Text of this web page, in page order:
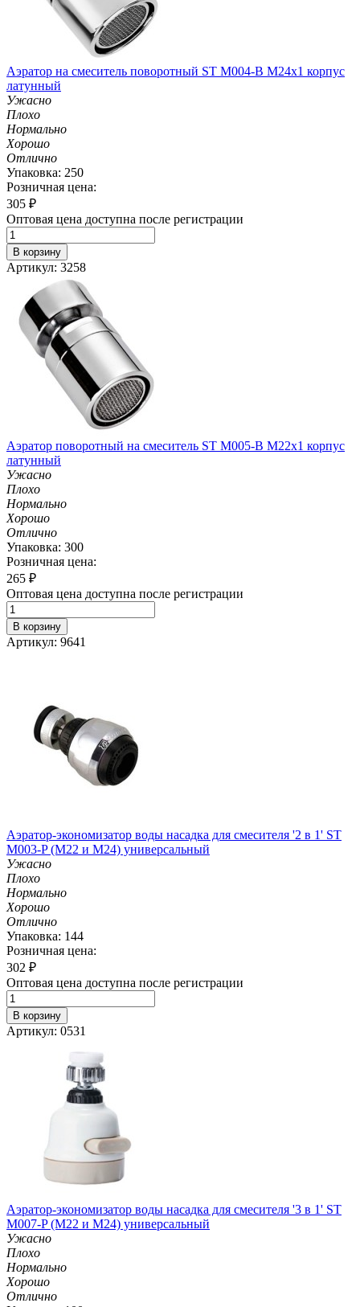
Аэратор на смеситель поворотный ST М004-B М24х1 корпус
латунный
Ужасно
Плохо
Нормально
Хорошо
Отлично
Упаковка: 250
Розничная цена:
305 ₽
Оптовая цена доступна после регистрации
В корзину
Артикул: 3258
Аэратор поворотный на смеситель ST М005-B М22х1 корпус
латунный
Ужасно
Плохо
Нормально
Хорошо
Отлично
Упаковка: 300
Розничная цена:
265 ₽
Оптовая цена доступна после регистрации
В корзину
Артикул: 9641
Аэратор-экономизатор воды насадка для смесителя '2 в 1' ST
M003-P (М22 и M24) универсальный
Ужасно
Плохо
Нормально
Хорошо
Отлично
Упаковка: 144
Розничная цена:
302 ₽
Оптовая цена доступна после регистрации
В корзину
Артикул: 0531
Аэратор-экономизатор воды насадка для смесителя '3 в 1' ST
M007-P (М22 и M24) универсальный
Ужасно
Плохо
Нормально
Хорошо
Отлично